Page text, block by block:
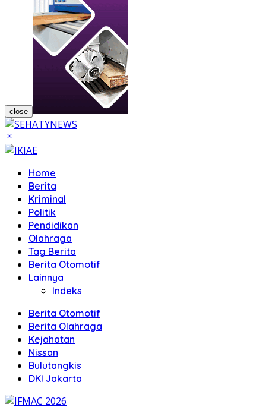
close
Home
Berita
Kriminal
Politik
Pendidikan
Olahraga
Tag Berita
Berita Otomotif
Lainnya
Indeks
Berita Otomotif
Berita Olahraga
Kejahatan
Nissan
Bulutangkis
DKI Jakarta